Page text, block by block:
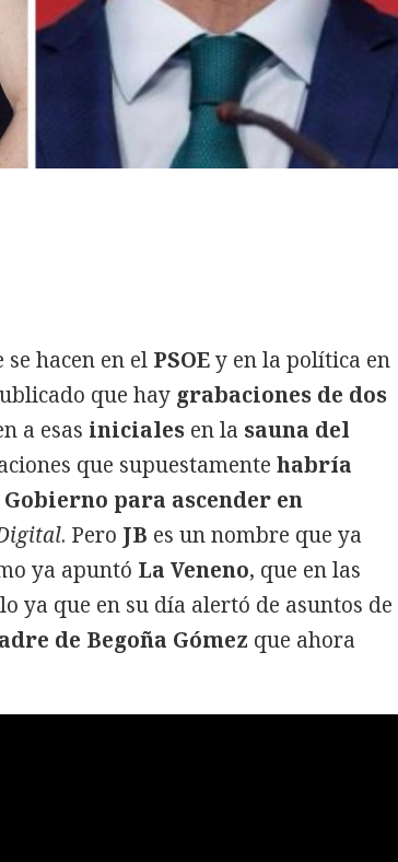
hacen en el PSOEy en la política en
que hay grabaciones de dos
a esas iniciales en la sauna del
que supuestamente habría
para ascender en
. Pero JB es un nombre que ya
ya apuntó La Veneno, que en las
ya que en su día alertó de asuntos de
de Begoña Gómez que ahora